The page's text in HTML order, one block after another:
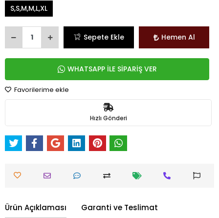
S,S,M,M,L,XL
Sepete Ekle Hemen Al
WHATSAPP İLE SİPARİŞ VER
Favorilerime ekle
Hızlı Gönderi
Ürün Açıklaması Garanti ve Teslimat